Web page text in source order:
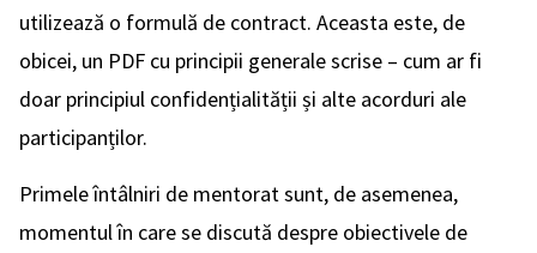
utilizează o formulă de contract. Aceasta este, de
obicei, un PDF cu principii generale scrise – cum ar fi
doar principiul confidențialității și alte acorduri ale
participanților.
Primele întâlniri de mentorat sunt, de asemenea,
momentul în care se discută despre obiectivele de